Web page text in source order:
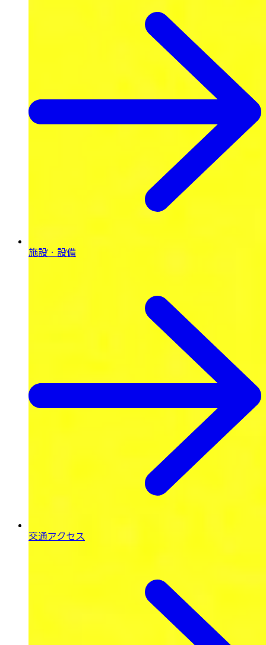
施設・設備
交通アクセス